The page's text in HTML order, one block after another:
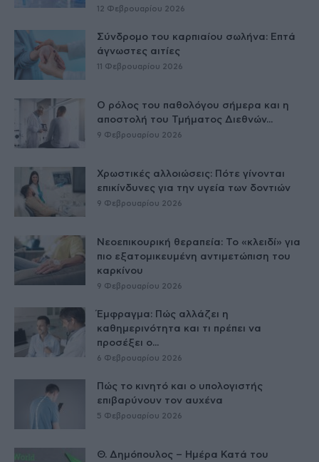
12 Φεβρουαρίου 2026
Σύνδρομο του καρπιαίου σωλήνα: Επτά
άγνωστες αιτίες
11 Φεβρουαρίου 2026
Ο ρόλος του παθολόγου σήμερα και η
αποστολή του Τμήματος Διεθνών...
9 Φεβρουαρίου 2026
Χρωστικές αλλοιώσεις: Πότε γίνονται
επικίνδυνες για την υγεία των δοντιών
9 Φεβρουαρίου 2026
Νεοεπικουρική θεραπεία: Το «κλειδί» για
πιο εξατομικευμένη αντιμετώπιση του
καρκίνου
9 Φεβρουαρίου 2026
Έμφραγμα: Πώς αλλάζει η
καθημερινότητα και τι πρέπει να
προσέξει ο...
6 Φεβρουαρίου 2026
Πώς το κινητό και ο υπολογιστής
επιβαρύνουν τον αυχένα
5 Φεβρουαρίου 2026
Θ. Δημόπουλος – Ημέρα Κατά του